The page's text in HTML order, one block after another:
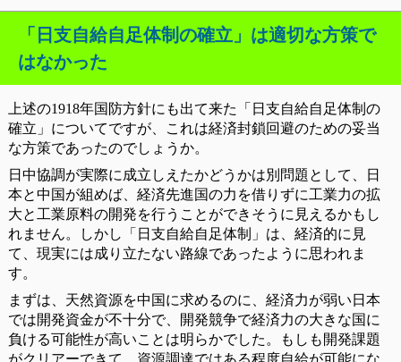
「日支自給自足体制の確立」は適切な方策で
はなかった
上述の1918年国防方針にも出て来た「日支自給自足体制の
確立」についてですが、これは経済封鎖回避のための妥当
な方策であったのでしょうか。
日中協調が実際に成立しえたかどうかは別問題として、日
本と中国が組めば、経済先進国の力を借りずに工業力の拡
大と工業原料の開発を行うことができそうに見えるかもし
れません。しかし「日支自給自足体制」は、経済的に見
て、現実には成り立たない路線であったように思われま
す。
まずは、天然資源を中国に求めるのに、経済力が弱い日本
では開発資金が不十分で、開発競争で経済力の大きな国に
負ける可能性が高いことは明らかでした。もしも開発課題